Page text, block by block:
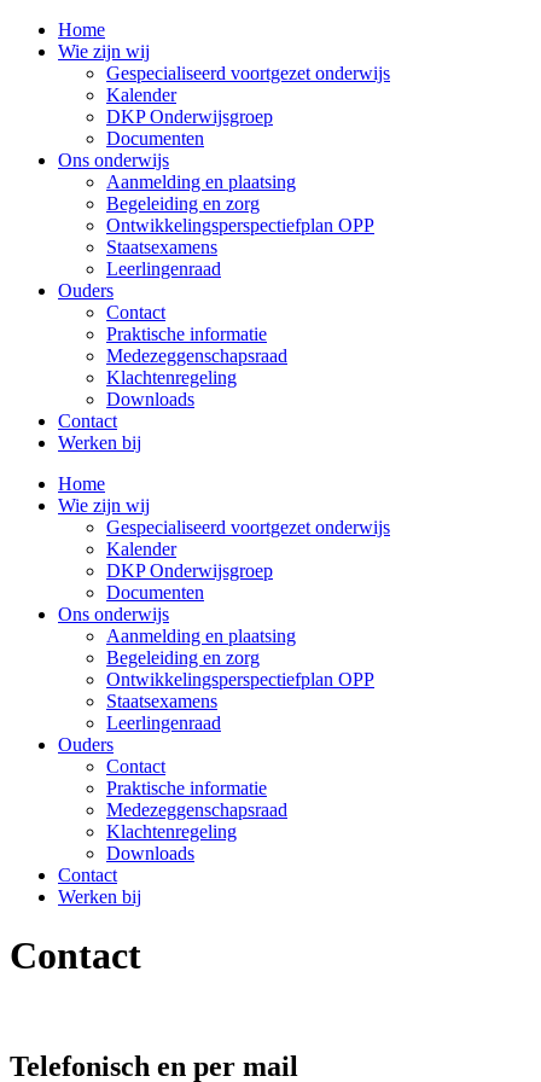
Home
Wie zijn wij
Gespecialiseerd voortgezet onderwijs
Kalender
DKP Onderwijsgroep
Documenten
Ons onderwijs
Aanmelding en plaatsing
Begeleiding en zorg
Ontwikkelingsperspectiefplan OPP
Staatsexamens
Leerlingenraad
Ouders
Contact
Praktische informatie
Medezeggenschapsraad
Klachtenregeling
Downloads
Contact
Werken bij
Home
Wie zijn wij
Gespecialiseerd voortgezet onderwijs
Kalender
DKP Onderwijsgroep
Documenten
Ons onderwijs
Aanmelding en plaatsing
Begeleiding en zorg
Ontwikkelingsperspectiefplan OPP
Staatsexamens
Leerlingenraad
Ouders
Contact
Praktische informatie
Medezeggenschapsraad
Klachtenregeling
Downloads
Contact
Werken bij
Contact
Telefonisch en per mail